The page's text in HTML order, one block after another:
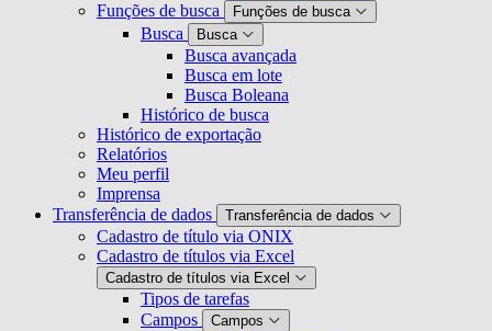
Funções de busca
Funções de busca
Busca Busca
Busca avançada
Busca em lote
Busca Boleana
Histórico de busca
Histórico de exportação
Relatórios
Meu perfil
Imprensa
Transferência de dados
Transferência de dados
Cadastro de título via ONIX
Cadastro de títulos via Excel
Cadastro de títulos via Excel
Tipos de tarefas
Campos
Campos